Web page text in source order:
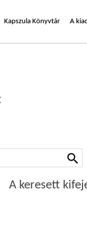
Kapszula Könyvtár A
A keresett